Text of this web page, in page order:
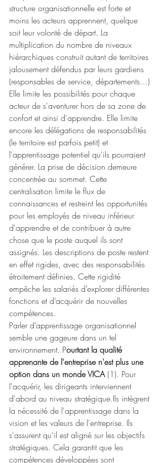
structure organisationnelle est forte et
moins les acteurs apprennent, quelque
soit leur volonté de départ. La
multiplication du nombre de niveaux
hiérarchiques construit autant de territoires
jalousement défendus par leurs gardiens
(responsables de service, départements…)
Elle limite les possibilités pour chaque
acteur de s'aventurer hors de sa zone de
confort et ainsi d'apprendre. Elle limite
encore les délégations de responsabilités
(le territoire est parfois petit) et
l'apprentissage potentiel qu'ils pourraient
générer. La prise de décision demeure
concentrée au sommet. Cette
centralisation limite le flux de
connaissances et restreint les opportunités
pour les employés de niveau inférieur
d'apprendre et de contribuer à autre
chose que le poste auquel ils sont
assignés. Les descriptions de poste restent
en effet rigides, avec des responsabilités
étroitement définies. Cette rigidité
empêche les salariés d’explorer différentes
fonctions et d’acquérir de nouvelles
compétences.
Parler d’apprentissage organisationnel
semble une gageure dans un tel
environnement. Pourtant la qualité
apprenante de l'entreprise n'est plus une
option dans un monde VICA (1). Pour
l'acquérir, les dirigeants interviennent
d'abord au niveau stratégique.Ils intègrent
la nécessité de l'apprentissage dans la
vision et les valeurs de l'entreprise. Ils
s'assurent qu'il est aligné sur les objectifs
stratégiques. Cela garantit que les
compétences développées sont